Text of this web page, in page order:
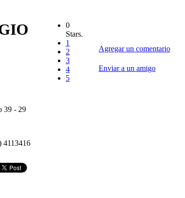
0
Stars.
1
2
3
4
5
39 - 29
4113416
Agregar un comentario
Enviar a un amigo